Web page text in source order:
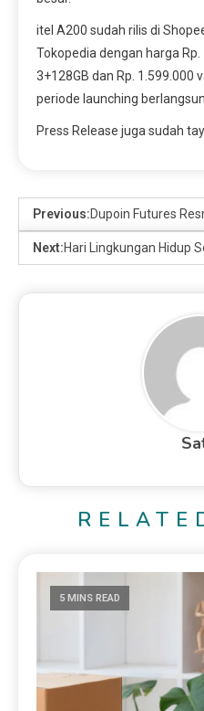
itel A200 sudah rilis di
Tokopedia dengan harga
3+128GB dan Rp. 1.599.000
periode launching
Press Release juga sudah
Previous:Dupoin Futures
Next:Hari Lingkungan Hidup
5 MINS READ